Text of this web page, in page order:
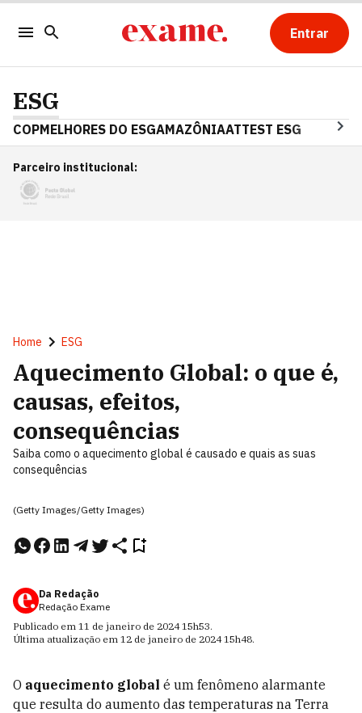
Entrar
ESG
COPMELHORES DO ESGAMAZÔNIAATTEST ESG
Parceiro institucional:
Home ESG
Aquecimento Global: o que é,
causas, efeitos,
consequências
Saiba como o aquecimento global é causado e quais as suas
consequências
(Getty Images/Getty Images)
Da Redação
Redação Exame
Publicado em 11 de janeiro de 2024 15h53.
Última atualização em 12 de janeiro de 2024 15h48.
O aquecimento global é um fenômeno alarmante
que resulta do aumento das temperaturas na Terra